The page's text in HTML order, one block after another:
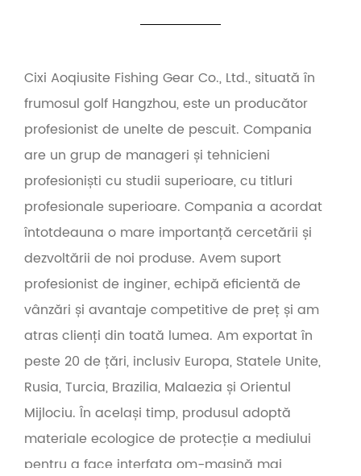
Cixi Aoqiusite Fishing Gear Co., Ltd., situată în
frumosul golf Hangzhou, este un producător
profesionist de unelte de pescuit. Compania
are un grup de manageri și tehnicieni
profesioniști cu studii superioare, cu titluri
profesionale superioare. Compania a acordat
întotdeauna o mare importanță cercetării și
dezvoltării de noi produse. Avem suport
profesionist de inginer, echipă eficientă de
vânzări și avantaje competitive de preț și am
atras clienți din toată lumea. Am exportat în
peste 20 de țări, inclusiv Europa, Statele Unite,
Rusia, Turcia, Brazilia, Malaezia și Orientul
Mijlociu. În același timp, produsul adoptă
materiale ecologice de protecție a mediului
pentru a face interfața om-mașină mai